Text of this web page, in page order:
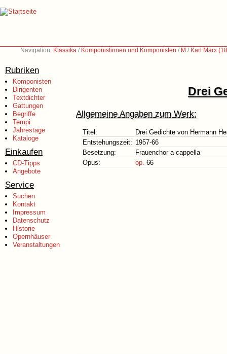
Navigation: Klassika / Komponistinnen und Komponisten / M / Karl Marx
Rubriken
Komponisten
Dirigenten
Textdichter
Gattungen
Begriffe
Tempi
Jahrestage
Kataloge
Einkaufen
CD-Tipps
Angebote
Service
Suchen
Kontakt
Impressum
Datenschutz
Historie
Opernhäuser
Veranstaltungen
Drei
Allgemeine Angaben zum Werk:
Titel:
Drei Gedichte von Hermann
Entstehungszeit: 1957-66
Besetzung:
Frauenchor a cappella
Opus:
op. 66